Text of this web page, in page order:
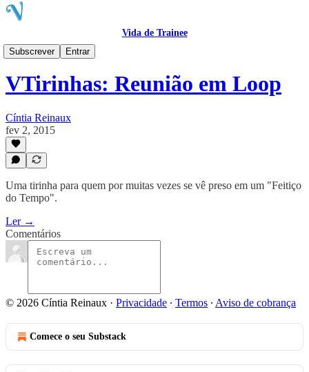
Vida de Trainee
Subscrever
Entrar
Blog
VTirinhas: Reunião em Loop
Cíntia Reinaux
fev 2, 2015
Uma tirinha para quem por muitas vezes se vê preso em um "Feitiço
do Tempo".
Ler →
Comentários
© 2026 Cíntia Reinaux · Privacidade ∙ Termos ∙ Aviso de cobrança
Comece o seu Substack